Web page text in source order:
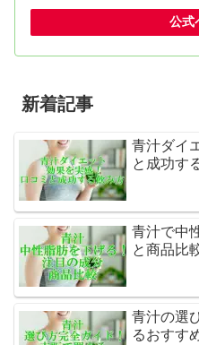
公式
新着記事
青汁ダイ
と成功す
青汁で中
と商品比
青汁の選
るおすす